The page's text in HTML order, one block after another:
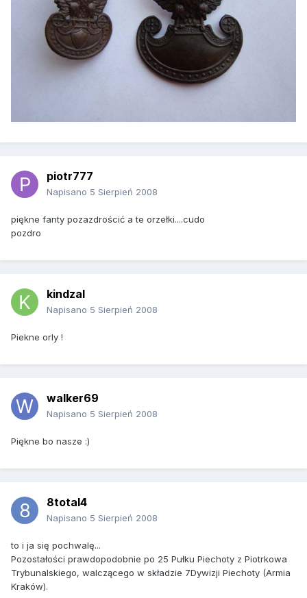
piotr777
Napisano 5 Sierpień 2008
piękne fanty pozazdrościć a te orzełki....cudo
pozdro
kindzal
Napisano 5 Sierpień 2008
Piekne orly !
walker69
Napisano 5 Sierpień 2008
Piękne bo nasze :)
8total4
Napisano 5 Sierpień 2008
to i ja się pochwalę...
Pozostałości prawdopodobnie po 25 Pułku Piechoty z Piotrkowa
Trybunalskiego, walczącego w składzie 7Dywizji Piechoty (Armia
Kraków).